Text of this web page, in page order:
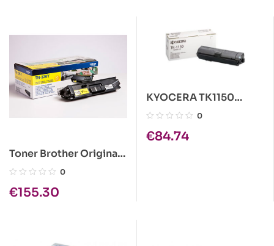
Toner Brother Original
TN-326Y Amarelo
0
€155.30
KYOCERA TK1150
PRETO CARTUCHO DE
1T02RV0NL0
0
€84.74